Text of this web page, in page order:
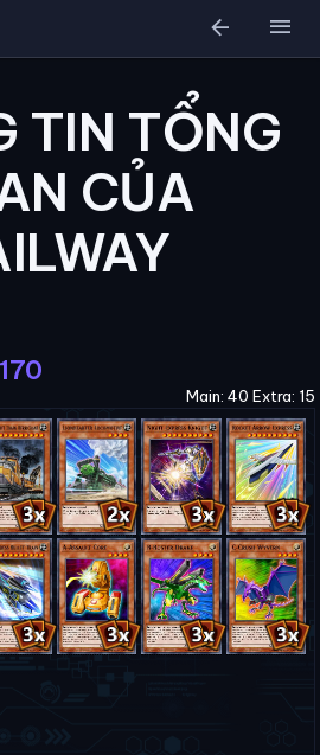
arrow_back menu
TIN TỔNG
CỦA
Main: 40 Extra: 15